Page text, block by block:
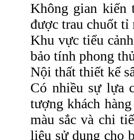
Không gian kiến
được trau chuốt tỉ
Khu vực tiểu
bảo tính phong
Nội thất thiết kế
Có nhiều sự lựa
tượng khách
màu sắc và chi
liệu sử dụng cho